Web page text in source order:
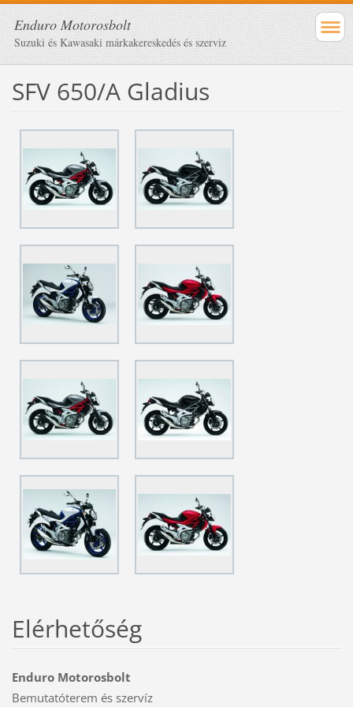
Enduro Motorosbolt
Suzuki és Kawasaki márkakereskedés és szerviz
SFV 650/A Gladius
Elérhetőség
Enduro Motorosbolt
Bemutatóterem és szervíz